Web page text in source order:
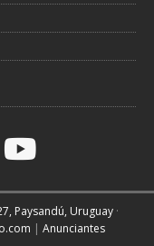
Paysandú, Uruguay·
| Anunciantes